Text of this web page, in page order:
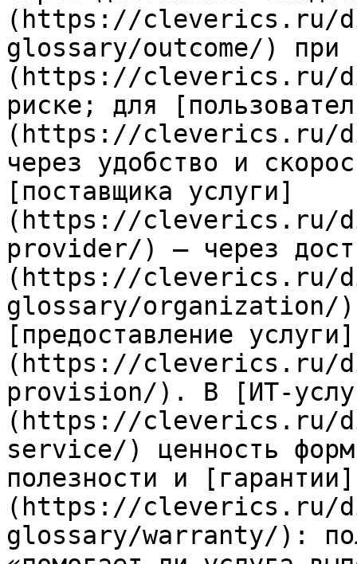
(https://cleverics.ru/
glossary/outcome/) при
(https://cleverics.ru/
риске; для
(https://cleverics.ru/
через удобство и
[поставщика услуги]
(https://cleverics.ru/
provider/) — через
(https://cleverics.ru/
glossary/organization/)
[предоставление услуги]
(https://cleverics.ru/
provision/). В [ИТ-
(https://cleverics.ru/
service/) ценность
полезности и [гарантии]
(https://cleverics.ru/
glossary/warranty/):